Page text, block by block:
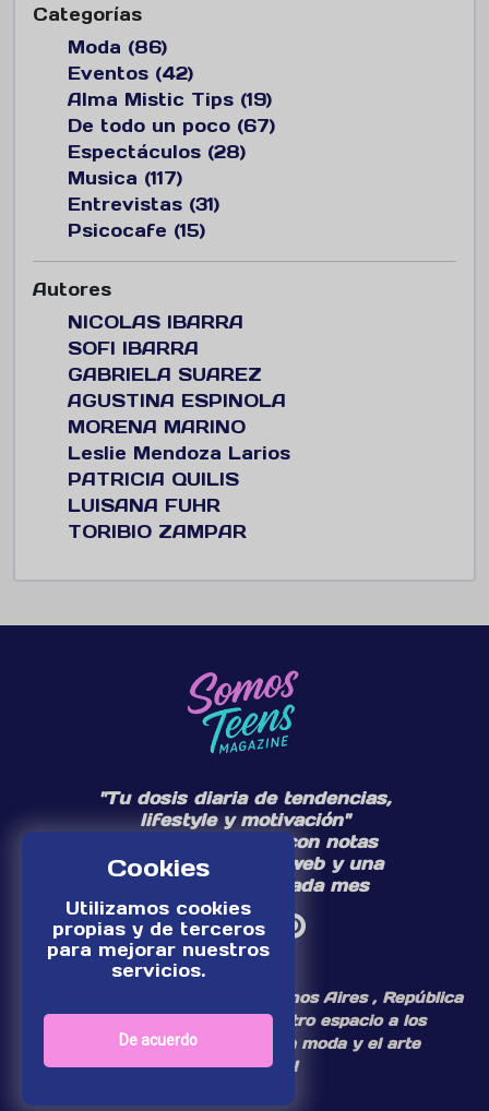
Cookies
Utilizamos cookies
propias y de terceros
para mejorar nuestros
servicios.
De acuerdo
Categorías
Moda (86)
Eventos (42)
Alma Mistic Tips (19)
De todo un poco (67)
Espectáculos (28)
Musica (117)
Entrevistas (31)
Psicocafe (15)
Autores
NICOLAS IBARRA
SOFI IBARRA
GABRIELA SUAREZ
AGUSTINA ESPINOLA
MORENA MARINO
Leslie Mendoza Larios
PATRICIA QUILIS
LUISANA FUHR
TORIBIO ZAMPAR
"Tu dosis diaria de tendencias,
lifestyle y motivación"
Te acompañamos con notas
diarias en nuestra web y una
edición especial cada mes
¡Somos un medio digital de Buenos Aires , República
Argentina, dedicamos nuestro espacio a los
personajes del mundo de la moda y el arte
adolescente!